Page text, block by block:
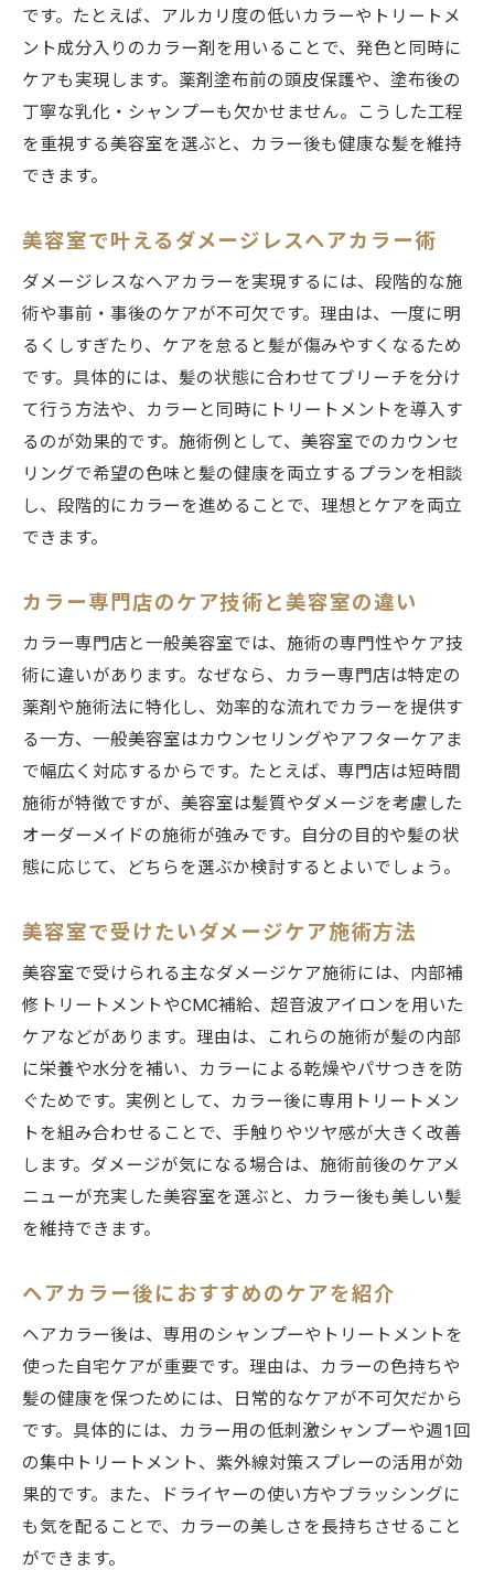
です。たとえば、アルカリ度の低いカラーやトリートメ
ント成分入りのカラー剤を用いることで、発色と同時に
ケアも実現します。薬剤塗布前の頭皮保護や、塗布後の
丁寧な乳化・シャンプーも欠かせません。こうした工程
を重視する美容室を選ぶと、カラー後も健康な髪を維持
できます。
美容室で叶えるダメージレスヘアカラー術
ダメージレスなヘアカラーを実現するには、段階的な施
術や事前・事後のケアが不可欠です。理由は、一度に明
るくしすぎたり、ケアを怠ると髪が傷みやすくなるため
です。具体的には、髪の状態に合わせてブリーチを分け
て行う方法や、カラーと同時にトリートメントを導入す
るのが効果的です。施術例として、美容室でのカウンセ
リングで希望の色味と髪の健康を両立するプランを相談
し、段階的にカラーを進めることで、理想とケアを両立
できます。
カラー専門店のケア技術と美容室の違い
カラー専門店と一般美容室では、施術の専門性やケア技
術に違いがあります。なぜなら、カラー専門店は特定の
薬剤や施術法に特化し、効率的な流れでカラーを提供す
る一方、一般美容室はカウンセリングやアフターケアま
で幅広く対応するからです。たとえば、専門店は短時間
施術が特徴ですが、美容室は髪質やダメージを考慮した
オーダーメイドの施術が強みです。自分の目的や髪の状
態に応じて、どちらを選ぶか検討するとよいでしょう。
美容室で受けたいダメージケア施術方法
美容室で受けられる主なダメージケア施術には、内部補
修トリートメントやCMC補給、超音波アイロンを用いた
ケアなどがあります。理由は、これらの施術が髪の内部
に栄養や水分を補い、カラーによる乾燥やパサつきを防
ぐためです。実例として、カラー後に専用トリートメン
トを組み合わせることで、手触りやツヤ感が大きく改善
します。ダメージが気になる場合は、施術前後のケアメ
ニューが充実した美容室を選ぶと、カラー後も美しい髪
を維持できます。
ヘアカラー後におすすめのケアを紹介
ヘアカラー後は、専用のシャンプーやトリートメントを
使った自宅ケアが重要です。理由は、カラーの色持ちや
髪の健康を保つためには、日常的なケアが不可欠だから
です。具体的には、カラー用の低刺激シャンプーや週1回
の集中トリートメント、紫外線対策スプレーの活用が効
果的です。また、ドライヤーの使い方やブラッシングに
も気を配ることで、カラーの美しさを長持ちさせること
ができます。